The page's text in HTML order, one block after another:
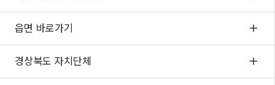
읍면 바로가기
경상북도 자치단체